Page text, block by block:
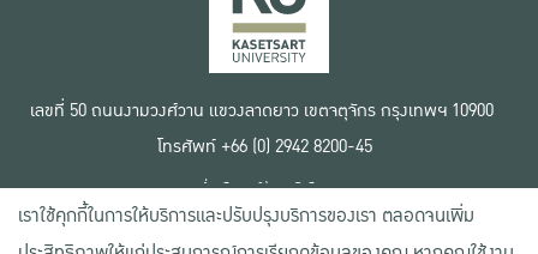
เลขที่ 50 ถนนงามวงศ์วาน แขวงลาดยาว เขตจตุจักร กรุงเทพฯ 10900
โทรศัพท์ +66 (0) 2942 8200-45
เงื่อนไขการใช้งานเว็บไซต์
ข้อตกลงด้านสิทธิ์ใช้งาน
นโยบายความเป็นส่วนตัว
เราใช้คุกกี้ในการให้บริการและปรับปรุงบริการของเรา ตลอดจนเพิ่ม